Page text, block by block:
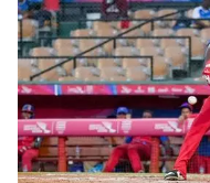
NICARAGUA